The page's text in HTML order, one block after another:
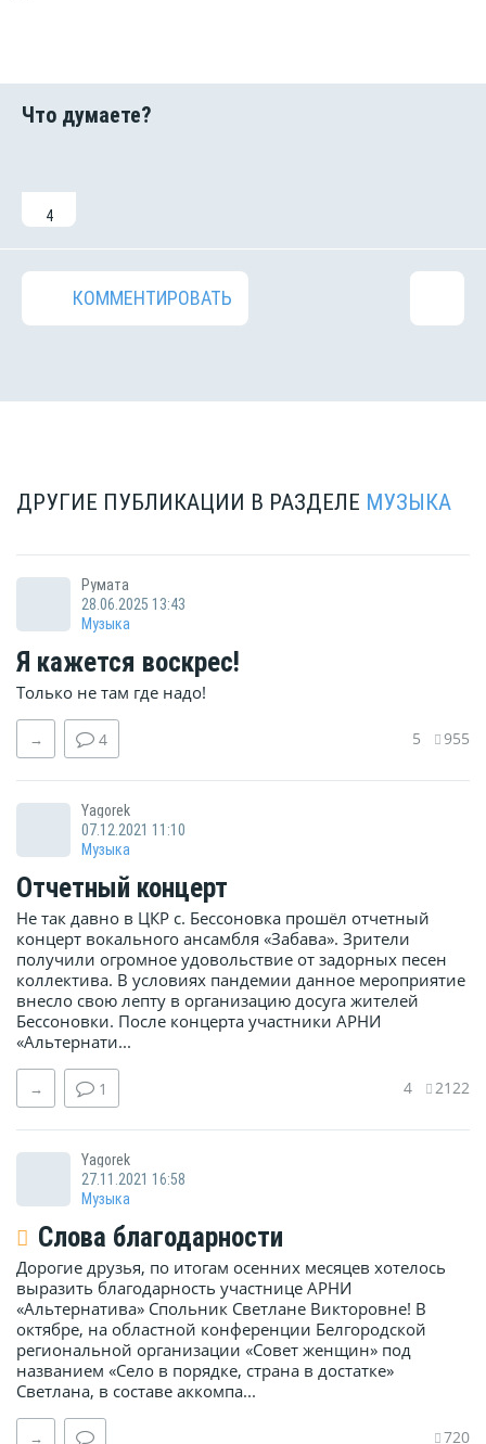
4
КОММЕНТИРОВАТЬ
ДРУГИЕ ПУБЛИКАЦИИ В РАЗДЕЛЕ МУЗЫКА
Румата
28.06.2025 13:43
Музыка
Я кажется воскрес!
Только не там где надо!
→ 4 5 955
Yagorek
07.12.2021 11:10
Музыка
Отчетный концерт
Не так давно в ЦКР с. Бессоновка прошёл отчетный
концерт вокального ансамбля «Забава». Зрители
получили огромное удовольствие от задорных песен
коллектива. В условиях пандемии данное мероприятие
внесло свою лепту в организацию досуга жителей
Бессоновки. После концерта участники АРНИ
«Альтернати...
→ 1 4 2122
Yagorek
27.11.2021 16:58
Музыка
Слова благодарности
Дорогие друзья, по итогам осенних месяцев хотелось
выразить благодарность участнице АРНИ
«Альтернатива» Спольник Светлане Викторовне! В
октябре, на областной конференции Белгородской
региональной организации «Совет женщин» под
названием «Село в порядке, страна в достатке»
Светлана, в составе аккомпа...
→ 720